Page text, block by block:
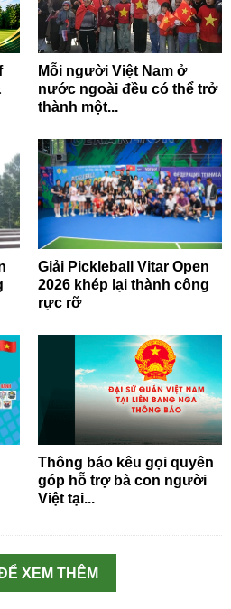
Mỗi người Việt Nam ở
nước ngoài đều có thể trở
thành một...
Giải Pickleball Vitar Open
2026 khép lại thành công
rực rỡ
Thông báo kêu gọi quyên
góp hỗ trợ bà con người
Việt tại...
XEM THÊM